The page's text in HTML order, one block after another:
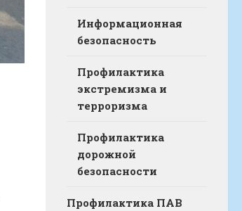
Информационная
безопасность
Профилактика
экстремизма и
терроризма
Профилактика
дорожной
безопасности
Профилактика ПАВ